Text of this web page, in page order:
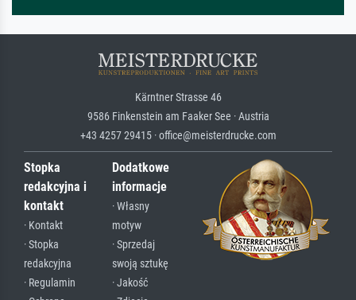
Kärntner Strasse 46
9586 Finkenstein am Faaker See · Austria
+43 4257 29415 · office@meisterdrucke.com
Stopka
redakcyjna i
kontakt
· Kontakt
· Stopka
redakcyjna
· Regulamin
Dodatkowe
informacje
· Własny
motyw
· Sprzedaj
swoją sztukę
· Jakość